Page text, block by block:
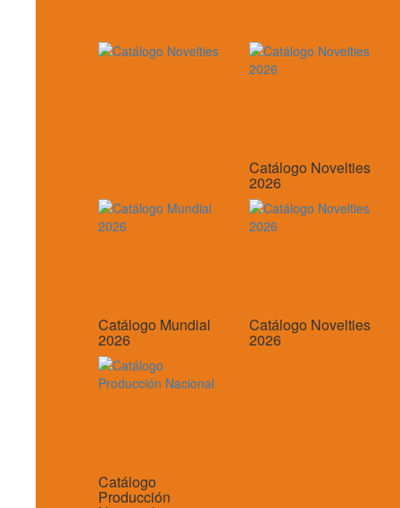
Catálogo Novelties
2026
Catálogo Mundial
2026
Catálogo Novelties
2026
Catálogo
Producción